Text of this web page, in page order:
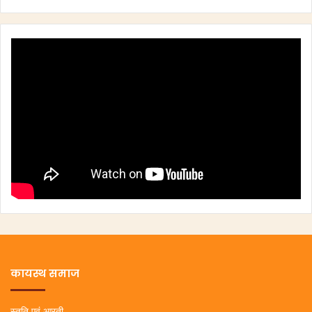
कायस्थ समाज